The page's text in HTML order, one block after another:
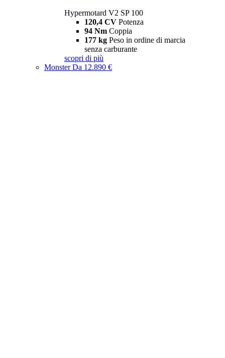
Hypermotard V2 SP 100
120,4 CV Potenza
94 Nm Coppia
177 kg Peso in ordine di marcia
senza carburante
scopri di più
MonsterDa 12.890 €